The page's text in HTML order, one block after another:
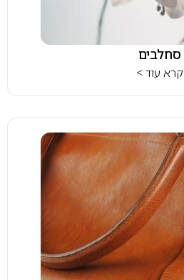
סחלבים
קרא עוד >